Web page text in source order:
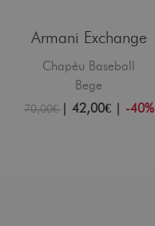
Armani Exchange
Chapéu Baseball
Bege
70,00€| 42,00€| -40%